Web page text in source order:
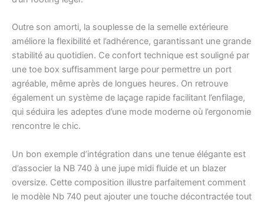
Outre son amorti, la souplesse de la semelle extérieure
améliore la flexibilité et l’adhérence, garantissant une grande
stabilité au quotidien. Ce confort technique est souligné par
une toe box suffisamment large pour permettre un port
agréable, même après de longues heures. On retrouve
également un système de laçage rapide facilitant l’enfilage,
qui séduira les adeptes d’une mode moderne où l’ergonomie
rencontre le chic.
Un bon exemple d’intégration dans une tenue élégante est
d’associer la NB 740 à une jupe midi fluide et un blazer
oversize. Cette composition illustre parfaitement comment
le modèle Nb 740 peut ajouter une touche décontractée tout